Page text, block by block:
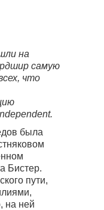
на
самую
что
была
Бистер.
пути,
на ней